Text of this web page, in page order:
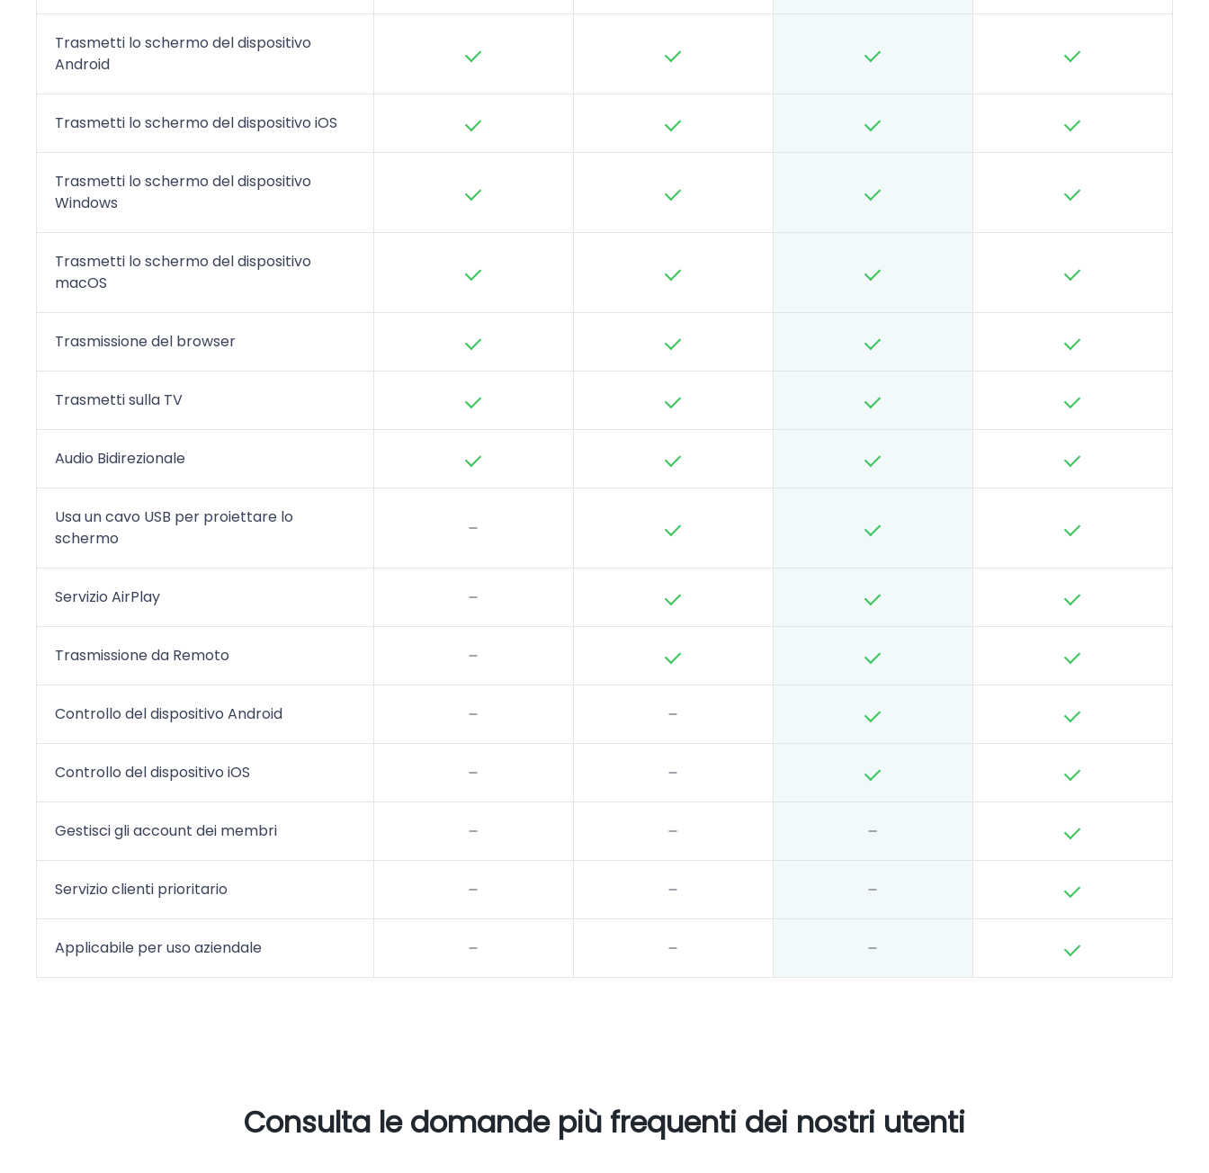
Trasmetti lo schermo del dispositivo
Android
Trasmetti lo schermo del dispositivo iOS
Trasmetti lo schermo del dispositivo
Windows
Trasmetti lo schermo del dispositivo
macOS
Trasmissione del browser
Trasmetti sulla TV
Audio Bidirezionale
Usa un cavo USB per proiettare lo
schermo
Servizio AirPlay
Trasmissione da Remoto
Controllo del dispositivo Android
Controllo del dispositivo iOS
Gestisci gli account dei membri
Servizio clienti prioritario
Applicabile per uso aziendale
Consulta le domande più frequenti dei nostri utenti